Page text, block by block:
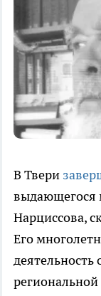
В Твери
выдающегося
Нарциссова,
Его
деятельность